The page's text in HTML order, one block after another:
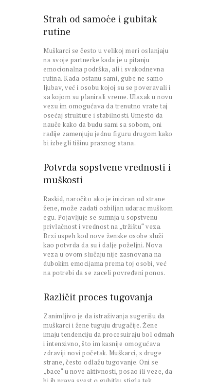
Strah od samoće i gubitak
rutine
Muškarci se često u velikoj meri oslanjaju
na svoje partnerke kada je u pitanju
emocionalna podrška, ali i svakodnevna
rutina. Kada ostanu sami, gube ne samo
ljubav, već i osobu kojoj su se poveravali i
sa kojom su planirali vreme. Ulazak u novu
vezu im omogućava da trenutno vrate taj
osećaj strukture i stabilnosti. Umesto da
nauče kako da budu sami sa sobom, oni
radije zamenjuju jednu figuru drugom kako
bi izbegli tišinu praznog stana.
Potvrda sopstvene vrednosti i
muškosti
Raskid, naročito ako je iniciran od strane
žene, može zadati ozbiljan udarac muškom
egu. Pojavljuje se sumnja u sopstvenu
privlačnost i vrednost na „tržištu“ veza.
Brzi uspeh kod nove ženske osobe služi
kao potvrda da su i dalje poželjni. Nova
veza u ovom slučaju nije zasnovana na
dubokim emocijama prema toj osobi, već
na potrebi da se zaceli povređeni ponos.
Različit proces tugovanja
Zanimljivo je da istraživanja sugerišu da
muškarci i žene tuguju drugačije. Žene
imaju tendenciju da procesuiraju bol odmah
i intenzivno, što im kasnije omogućava
zdraviji novi početak. Muškarci, s druge
strane, često odlažu tugovanje. Oni se
„bace“ u nove aktivnosti, posao ili veze, da